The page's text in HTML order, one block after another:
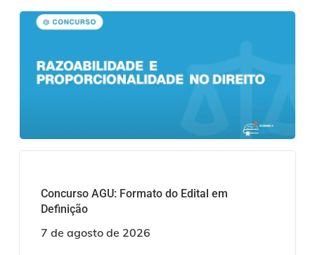
Concurso AGU: Formato do Edital em
Definição
7 de agosto de 2026